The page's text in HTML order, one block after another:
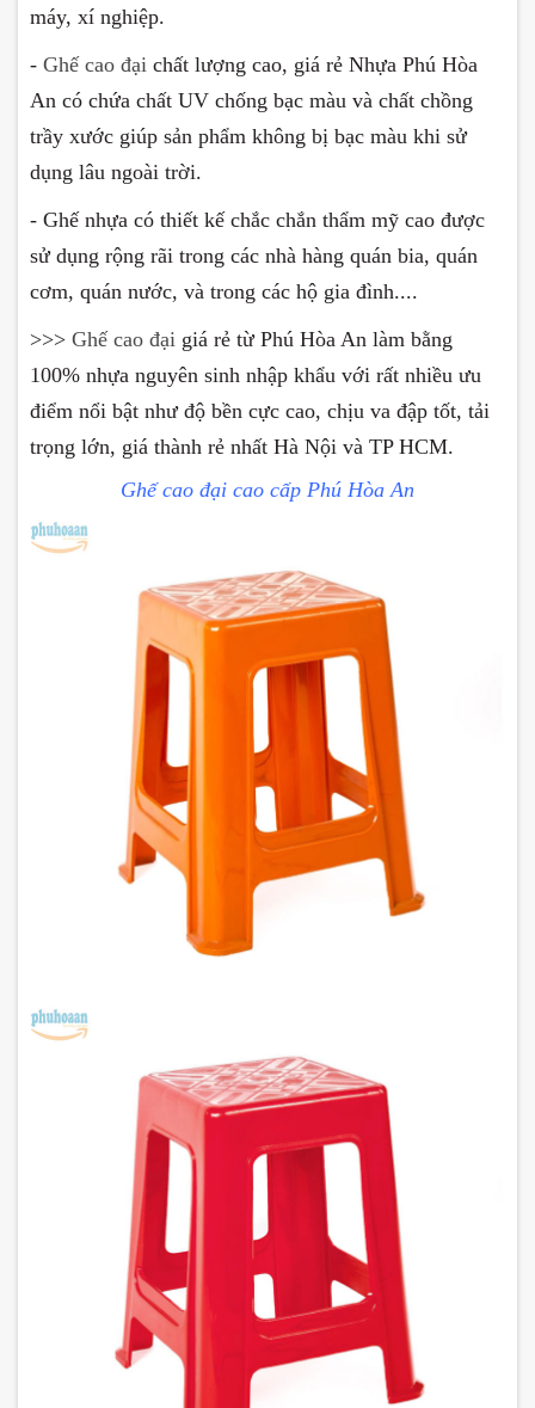
máy, xí nghiệp.
- Ghế cao đại chất lượng cao, giá rẻ Nhựa Phú Hòa
An có chứa chất UV chống bạc màu và chất chồng
trầy xước giúp sản phẩm không bị bạc màu khi sử
dụng lâu ngoài trời.
- Ghế nhựa có thiết kế chắc chắn thẩm mỹ cao được
sử dụng rộng rãi trong các nhà hàng quán bia, quán
cơm, quán nước, và trong các hộ gia đình....
>>> Ghế cao đại giá rẻ từ Phú Hòa An làm bằng
100% nhựa nguyên sinh nhập khẩu với rất nhiều ưu
điểm nổi bật như độ bền cực cao, chịu va đập tốt, tải
trọng lớn, giá thành rẻ nhất Hà Nội và TP HCM.
Ghế cao đại cao cấp Phú Hòa An